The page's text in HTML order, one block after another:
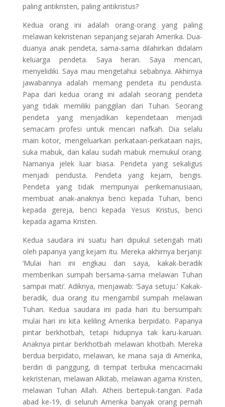
paling antikristen, paling antikristus?
Kedua orang ini adalah orang-orang yang paling
melawan kekristenan sepanjang sejarah Amerika. Dua-
duanya anak pendeta, sama-sama dilahirkan didalam
keluarga pendeta. Saya heran. Saya mencari,
menyelidiki. Saya mau mengetahui sebabnya. Akhirnya
jawabannya adalah memang pendeta itu pendusta.
Papa dari kedua orang ini adalah seorang pendeta
yang tidak memiliki panggilan dari Tuhan. Seorang
pendeta yang menjadikan kependetaan menjadi
semacam profesi untuk mencari nafkah. Dia selalu
main kotor, mengeluarkan perkataan-perkataan najis,
suka mabuk, dan kalau sudah mabuk memukul orang.
Namanya jelek luar biasa. Pendeta yang sekaligus
menjadi pendusta. Pendeta yang kejam, bengis.
Pendeta yang tidak mempunyai perikemanusiaan,
membuat anak-anaknya benci kepada Tuhan, benci
kepada gereja, benci kepada Yesus Kristus, benci
kepada agama Kristen.
Kedua saudara ini suatu hari dipukul setengah mati
oleh papanya yang kejam itu. Mereka akhirnya berjanji:
‘Mulai hari ini engkau dan saya, kakak-beradik
memberikan sumpah bersama-sama melawan Tuhan
sampai mati’. Adiknya, menjawab: ‘Saya setuju.’ Kakak-
beradik, dua orang itu mengambil sumpah melawan
Tuhan. Kedua saudara ini pada hari itu bersumpah:
mulai hari ini kita keliling Amerika berpidato. Papanya
pintar berkhotbah, tetapi hidupnya tak karu-karuan.
Anaknya pintar berkhotbah melawan khotbah. Mereka
berdua berpidato, melawan, ke mana saja di Amerika,
berdiri di panggung, di tempat terbuka mencacimaki
kekristenan, melawan Alkitab, melawan agama Kristen,
melawan Tuhan Allah. Atheis bertepuk-tangan. Pada
abad ke-19, di seluruh Amerika banyak orang pernah